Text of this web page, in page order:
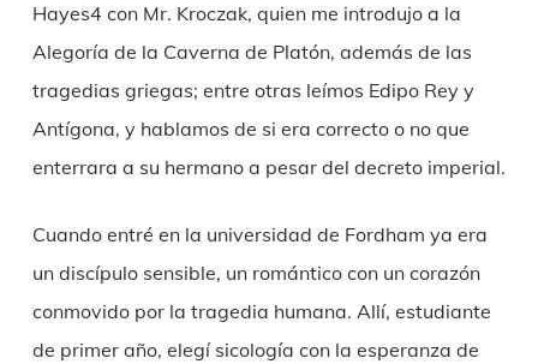
Hayes4 con Mr. Kroczak, quien me introdujo a la
Alegoría de la Caverna de Platón, además de las
tragedias griegas; entre otras leímos Edipo Rey y
Antígona, y hablamos de si era correcto o no que
enterrara a su hermano a pesar del decreto imperial.
Cuando entré en la universidad de Fordham ya era
un discípulo sensible, un romántico con un corazón
conmovido por la tragedia humana. Allí, estudiante
de primer año, elegí sicología con la esperanza de